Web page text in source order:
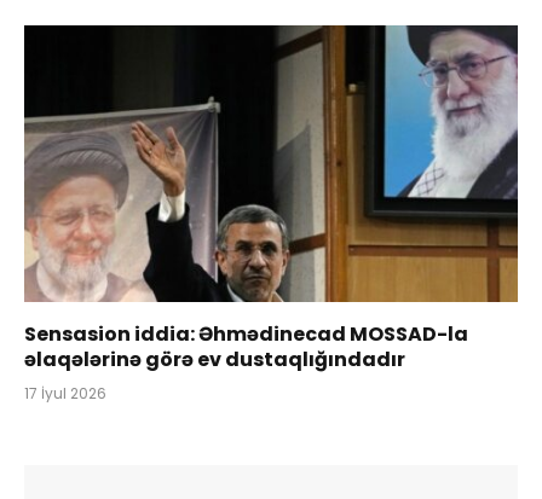
Sensasion iddia: Əhmədinecad MOSSAD-la
əlaqələrinə görə ev dustaqlığındadır
17 İyul 2026